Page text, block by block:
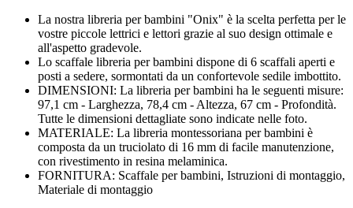
La nostra libreria per bambini "Onix" è la scelta perfetta per le
vostre piccole lettrici e lettori grazie al suo design ottimale e
all'aspetto gradevole.
Lo scaffale libreria per bambini dispone di 6 scaffali aperti e
posti a sedere, sormontati da un confortevole sedile imbottito.
DIMENSIONI: La libreria per bambini ha le seguenti misure:
97,1 cm - Larghezza, 78,4 cm - Altezza, 67 cm - Profondità.
Tutte le dimensioni dettagliate sono indicate nelle foto.
MATERIALE: La libreria montessoriana per bambini è
composta da un truciolato di 16 mm di facile manutenzione,
con rivestimento in resina melaminica.
FORNITURA: Scaffale per bambini, Istruzioni di montaggio,
Materiale di montaggio